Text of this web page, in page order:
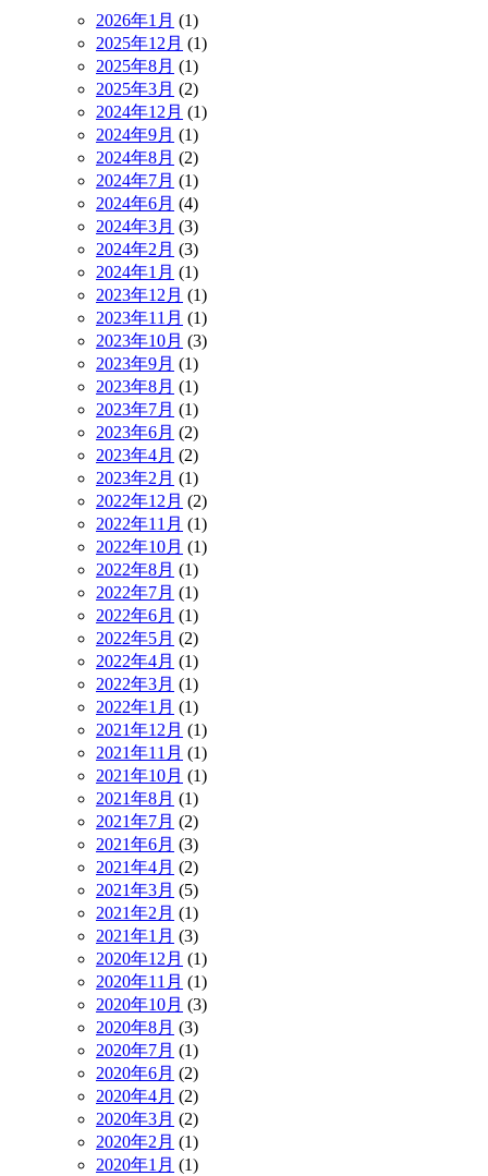
2026年1月 (1)
2025年12月 (1)
2025年8月 (1)
2025年3月 (2)
2024年12月 (1)
2024年9月 (1)
2024年8月 (2)
2024年7月 (1)
2024年6月 (4)
2024年3月 (3)
2024年2月 (3)
2024年1月 (1)
2023年12月 (1)
2023年11月 (1)
2023年10月 (3)
2023年9月 (1)
2023年8月 (1)
2023年7月 (1)
2023年6月 (2)
2023年4月 (2)
2023年2月 (1)
2022年12月 (2)
2022年11月 (1)
2022年10月 (1)
2022年8月 (1)
2022年7月 (1)
2022年6月 (1)
2022年5月 (2)
2022年4月 (1)
2022年3月 (1)
2022年1月 (1)
2021年12月 (1)
2021年11月 (1)
2021年10月 (1)
2021年8月 (1)
2021年7月 (2)
2021年6月 (3)
2021年4月 (2)
2021年3月 (5)
2021年2月 (1)
2021年1月 (3)
2020年12月 (1)
2020年11月 (1)
2020年10月 (3)
2020年8月 (3)
2020年7月 (1)
2020年6月 (2)
2020年4月 (2)
2020年3月 (2)
2020年2月 (1)
2020年1月 (1)